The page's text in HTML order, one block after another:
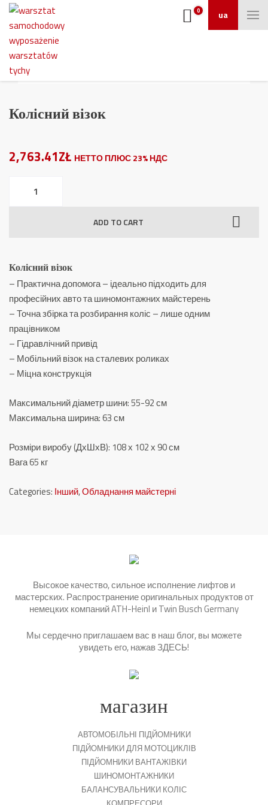
ua
0
Колісний візок
2,763.41ZŁ НЕТТО ПЛЮС 23% НДС
ADD TO CART
Колісний візок
– Практична допомога – ідеально підходить для
професійних авто та шиномонтажних майстерень
– Точна збірка та розбирання коліс – лише одним
працівником
– Гідравлічний привід
– Мобільний візок на сталевих роликах
– Міцна конструкція
Максимальний діаметр шини: 55-92 см
Максимальна ширина: 63 см
Розміри виробу (ДхШхВ): 108 х 102 х 90 см
Вага 65 кг
Categories: Інший,Обладнання майстерні
Высокое качество, сильное исполнение лифтов и
мастерских. Распространение оригинальных продуктов от
немецких компаний ATH-Heinl и Twin Busch Germany
Мы сердечно приглашаем вас в наш блог, вы можете
увидеть его, нажавЗДЕСЬ!
магазин
АВТОМОБІЛЬНІ ПІДЙОМНИКИ
ПІДЙОМНИКИ ДЛЯ МОТОЦИКЛІВ
ПІДЙОМНИКИ ВАНТАЖІВКИ
ШИНОМОНТАЖНИКИ
БАЛАНСУВАЛЬНИКИ КОЛІС